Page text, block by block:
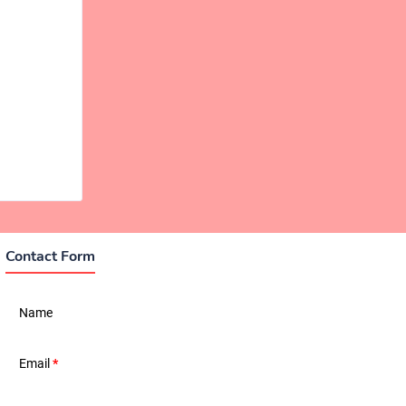
Contact Form
Name
Email *